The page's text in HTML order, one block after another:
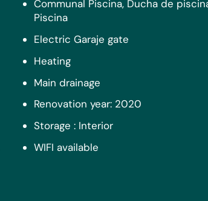
Communal Piscina, Ducha de
Piscina
Electric Garaje gate
Heating
Main drainage
Renovation year: 2020
Storage : Interior
WIFI available